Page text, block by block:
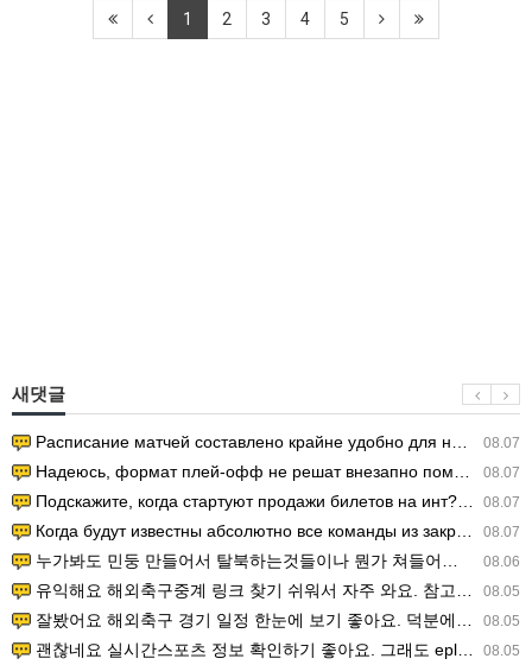
1 2 3 4 5
새댓글
08.07
Расписание матчей составлено крайне удобно для нашего часово…
08.07
Надеюсь, формат плей-офф не решат внезапно поменять. https:/…
08.07
Подскажите, когда стартуют продажи билетов на инт? https://g…
08.07
Когда будут известны абсолютно все команды из закрытых квали…
08.06
누가봐도 민둥 만들어서 탈북하는것들이나 뭔가 쳐들어오는 낌새를 미리 알아차리기 위함이지 저걸 전쟁준비라고 하…
08.05
유익해요 해외축구중계 링크 찾기 쉬워서 자주 와요. 참고로 무료스포츠중계 정보 확인할 때 출처 꼭 체크해요.…
08.05
잘봤어요 해외축구 경기 일정 한눈에 보기 좋아요. 덕분에 epl중계 볼 때 공식 중계 채널 먼저 찾아봐요. …
08.05
괜찮네요 실시간스포츠 정보 확인하기 좋아요. 그래도 epl중계 볼 때 공식 중계 채널 먼저 찾아봐요. 북마크…